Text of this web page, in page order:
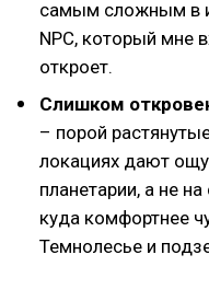
самым сложным в
NPC, который мне
откроет.
Слишком
– порой
локациях дают
планетарии, а не
куда комфортнее
Темнолесье и